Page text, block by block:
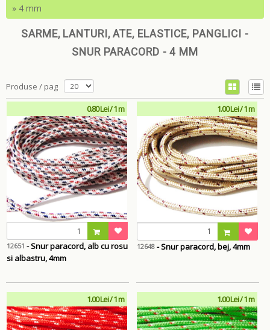
» 4 mm
SARME, LANTURI, ATE, ELASTICE, PANGLICI -
SNUR PARACORD - 4 MM
Produse / pag
0.80 Lei / 1 m
12651 - Snur paracord, alb cu rosu
si albastru, 4mm
1.00 Lei / 1 m
12648- Snur paracord, bej, 4mm
1.00 Lei / 1 m 1.00 Lei / 1 m